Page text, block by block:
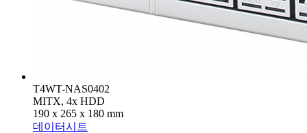
T4WT-NAS0402
MITX, 4x HDD
190 x 265 x 180 mm
데이터시트